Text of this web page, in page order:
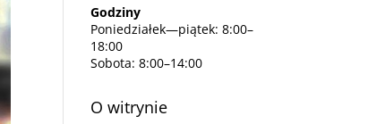
Godziny
Poniedziałek—piątek: 8:00–
18:00
Sobota: 8:00–14:00
O witrynie